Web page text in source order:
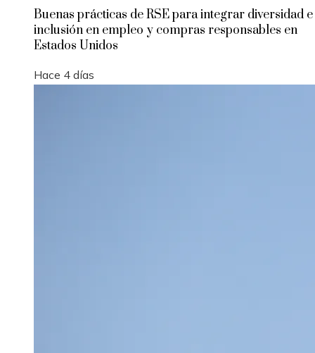
Buenas prácticas de RSE para integrar diversidad e
inclusión en empleo y compras responsables en
Estados Unidos
Hace 4 días